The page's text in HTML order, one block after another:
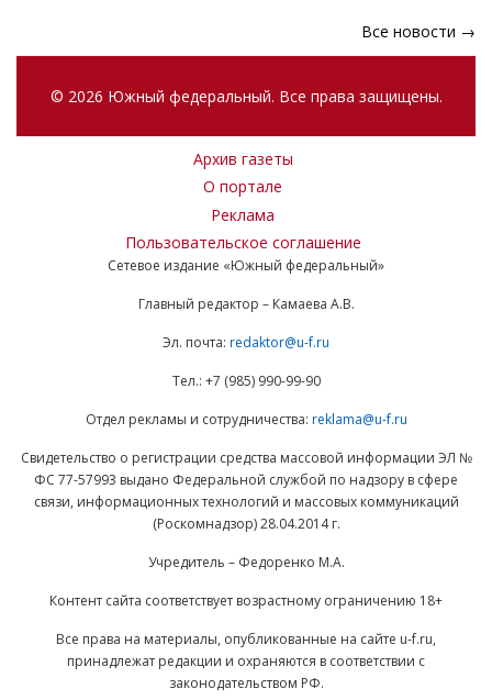
Все новости →
© 2026 Южный федеральный. Все права защищены.
Архив газеты
О портале
Реклама
Пользовательское соглашение
Сетевое издание «Южный федеральный»
Главный редактор – Камаева А.В.
Эл. почта: redaktor@u-f.ru
Тел.: +7 (985) 990-99-90
Отдел рекламы и сотрудничества: reklama@u-f.ru
Свидетельство о регистрации средства массовой информации ЭЛ №
ФС 77-57993 выдано Федеральной службой по надзору в сфере
связи, информационных технологий и массовых коммуникаций
(Роскомнадзор) 28.04.2014 г.
Учредитель – Федоренко М.А.
Контент сайта соответствует возрастному ограничению 18+
Все права на материалы, опубликованные на сайте u-f.ru,
принадлежат редакции и охраняются в соответствии с
законодательством РФ.